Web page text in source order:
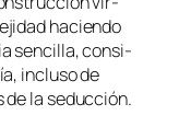
ha­cien­do
sen­ci­lla, con­si­
in­clu­so de
de la seducción.